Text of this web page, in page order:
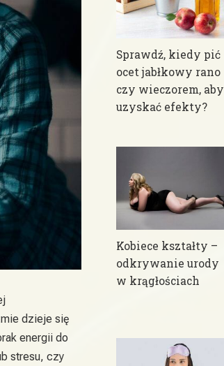
dzieje się
energii do
stresu, czy
Sprawdź, kiedy pić
ocet jabłkowy rano
czy wieczorem, aby
uzyskać efekty?
Kobiece kształty –
odkrywanie urody
w krągłościach